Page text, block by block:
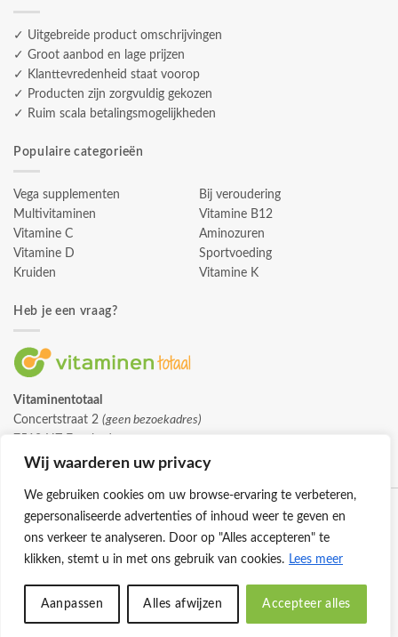
Wij waarderen uw privacy
We gebruiken cookies om uw browse-ervaring te verbeteren,
gepersonaliseerde advertenties of inhoud weer te geven en
ons verkeer te analyseren. Door op "Alles accepteren" te
klikken, stemt u in met ons gebruik van cookies. Lees meer
Aanpassen Alles afwijzen Accepteer alles
✓ Uitgebreide product omschrijvingen
✓ Groot aanbod en lage prijzen
✓ Klanttevredenheid staat voorop
✓ Producten zijn zorgvuldig gekozen
✓ Ruim scala betalingsmogelijkheden
Populaire categorieën
Vega supplementen
Multivitaminen
Vitamine C
Vitamine D
Kruiden
Bij veroudering
Vitamine B12
Aminozuren
Sportvoeding
Vitamine K
Heb je een vraag?
Vitaminentotaal
Concertstraat 2 (geen bezoekadres)
info@vitaminentotaal.nl
© 2026 -Vitaminentotaal.nl